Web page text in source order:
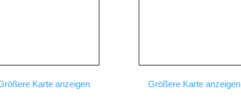
Karte anzeigen Größere Karte anzeigen